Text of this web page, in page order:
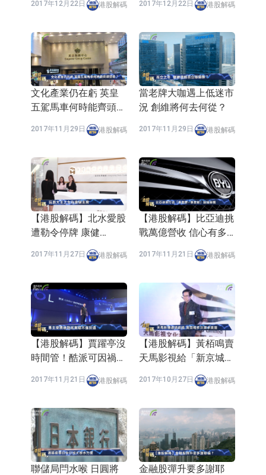
2017年12月22日 港股解碼 2017年12月22日 港股解碼
文化產業仍在虧 英皇
五駕馬車何時能齊頭並
2017年11月29日 港股解碼
當老牌大咖遇上低迷市
況 創維將何去何從？
2017年11月29日 港股解碼
【港股解碼】北水愛股
遭勒令停牌 康健
2017年11月27日 港股解碼
【港股解碼】比亞迪挑
戰萬億營收 信心有多
2017年11月21日 港股解碼
【港股解碼】賈躍亭沒
時間管！酷派可因禍得
福成功翻身嗎？
2017年11月21日 港股解碼
【港股解碼】黃栢鳴賣
天馬影視給「新京城四
2017年10月27日 港股解碼
聯儲局閂水喉 日圓將
金融股彈升要多謝耶